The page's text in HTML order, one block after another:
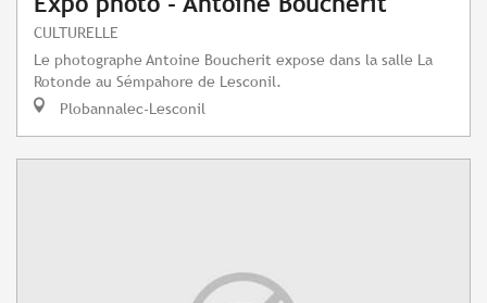
CULTURELLE
Le photographe Antoine Boucherit expose dans la salle La
Rotonde au Sémpahore de Lesconil.
Plobannalec-Lesconil